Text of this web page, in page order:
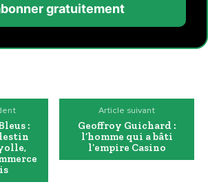
gratuitement
:
Article suivant
Geoffroy Guichard :
l’homme qui a bâti
l’empire Casino